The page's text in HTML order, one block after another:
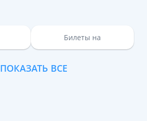
Билеты на
ПОКАЗАТЬ ВСЕ